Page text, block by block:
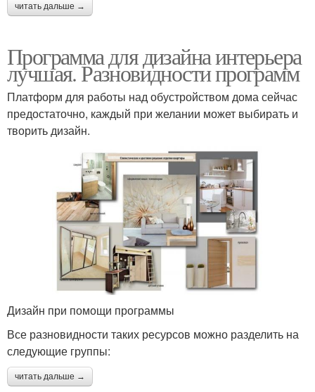
читать дальше →
Программа для дизайна интерьера
лучшая. Разновидности программ
Платформ для работы над обустройством дома сейчас
предостаточно, каждый при желании может выбирать и
творить дизайн.
Дизайн при помощи программы
Все разновидности таких ресурсов можно разделить на
следующие группы:
читать дальше →